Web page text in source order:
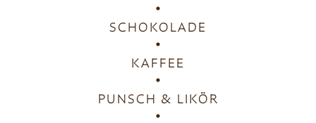
SCHOKOLADE
KAFFEE
PUNSCH & LIKÖR